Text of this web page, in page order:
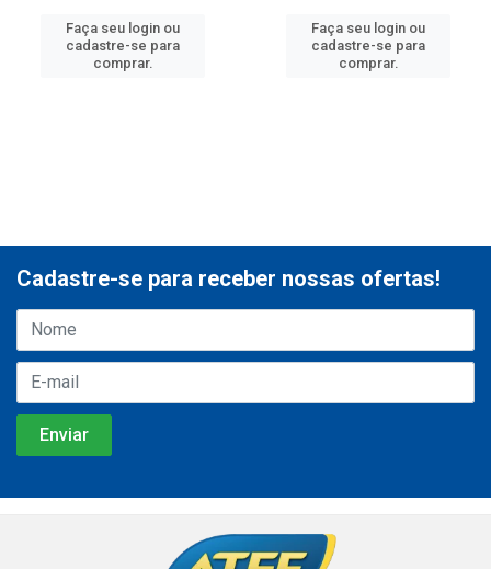
Faça seu login ou
cadastre-se para
comprar.
Faça seu login ou
cadastre-se para
comprar.
Cadastre-se para receber nossas ofertas!